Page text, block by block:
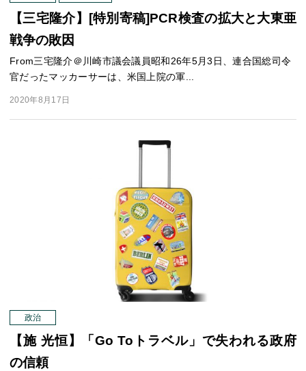
【三宅隆介】[特別寄稿]PCR検査の拡大と大東亜
戦争の敗因
From三宅隆介＠川崎市議会議員昭和26年5月3日、連合国総司令
官だったマッカーサーは、米国上院の軍...
2020年8月17日
政治
【施 光恒】「Go Toトラベル」で失われる政府
の信頼